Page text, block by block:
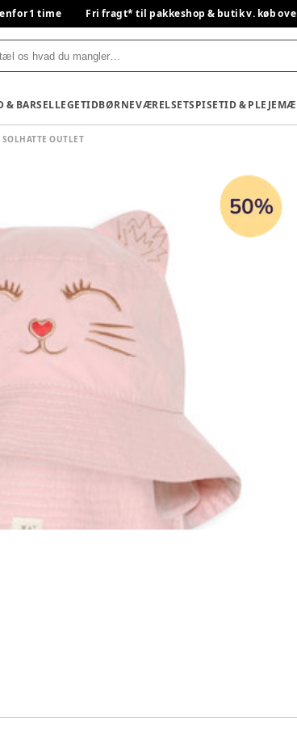
1 time Fri fragt* til pakkeshop & butik v. køb
& BARSELLEGETIDBØRNEVÆRELSETSPISETID & PLEJE
SOLHATTE OUTLET